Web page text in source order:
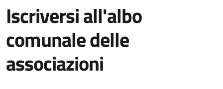
Iscriversi all'albo
comunale delle
associazioni